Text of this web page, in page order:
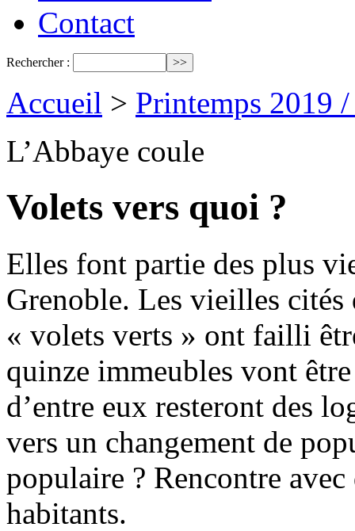
Contact
Rechercher :
Accueil > Printemps 2019
L’Abbaye coule
Volets vers quoi ?
Elles font partie des plus
Grenoble. Les vieilles cités
« volets verts » ont failli
quinze immeubles vont
d’entre eux resteront des
vers un changement de
populaire ? Rencontre
habitants.